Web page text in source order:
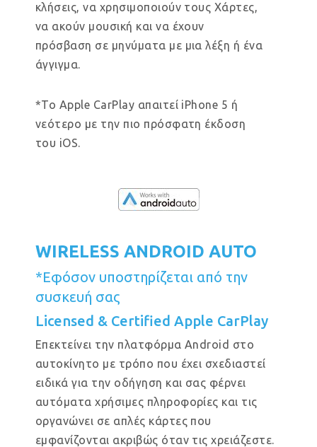
κλήσεις, να χρησιμοποιούν τους Χάρτες,
να ακούν μουσική και να έχουν
πρόσβαση σε μηνύματα με μια λέξη ή ένα
άγγιγμα.
*Το Apple CarPlay απαιτεί iPhone 5 ή
νεότερο με την πιο πρόσφατη έκδοση
του iOS.
WIRELESS ANDROID AUTO
*Εφόσον υποστηρίζεται από την
συσκευή σας
Licensed & Certified Apple CarPlay
Επεκτείνει την πλατφόρμα Android στο
αυτοκίνητο με τρόπο που έχει σχεδιαστεί
ειδικά για την οδήγηση και σας φέρνει
αυτόματα χρήσιμες πληροφορίες και τις
οργανώνει σε απλές κάρτες που
εμφανίζονται ακριβώς όταν τις χρειάζεστε.